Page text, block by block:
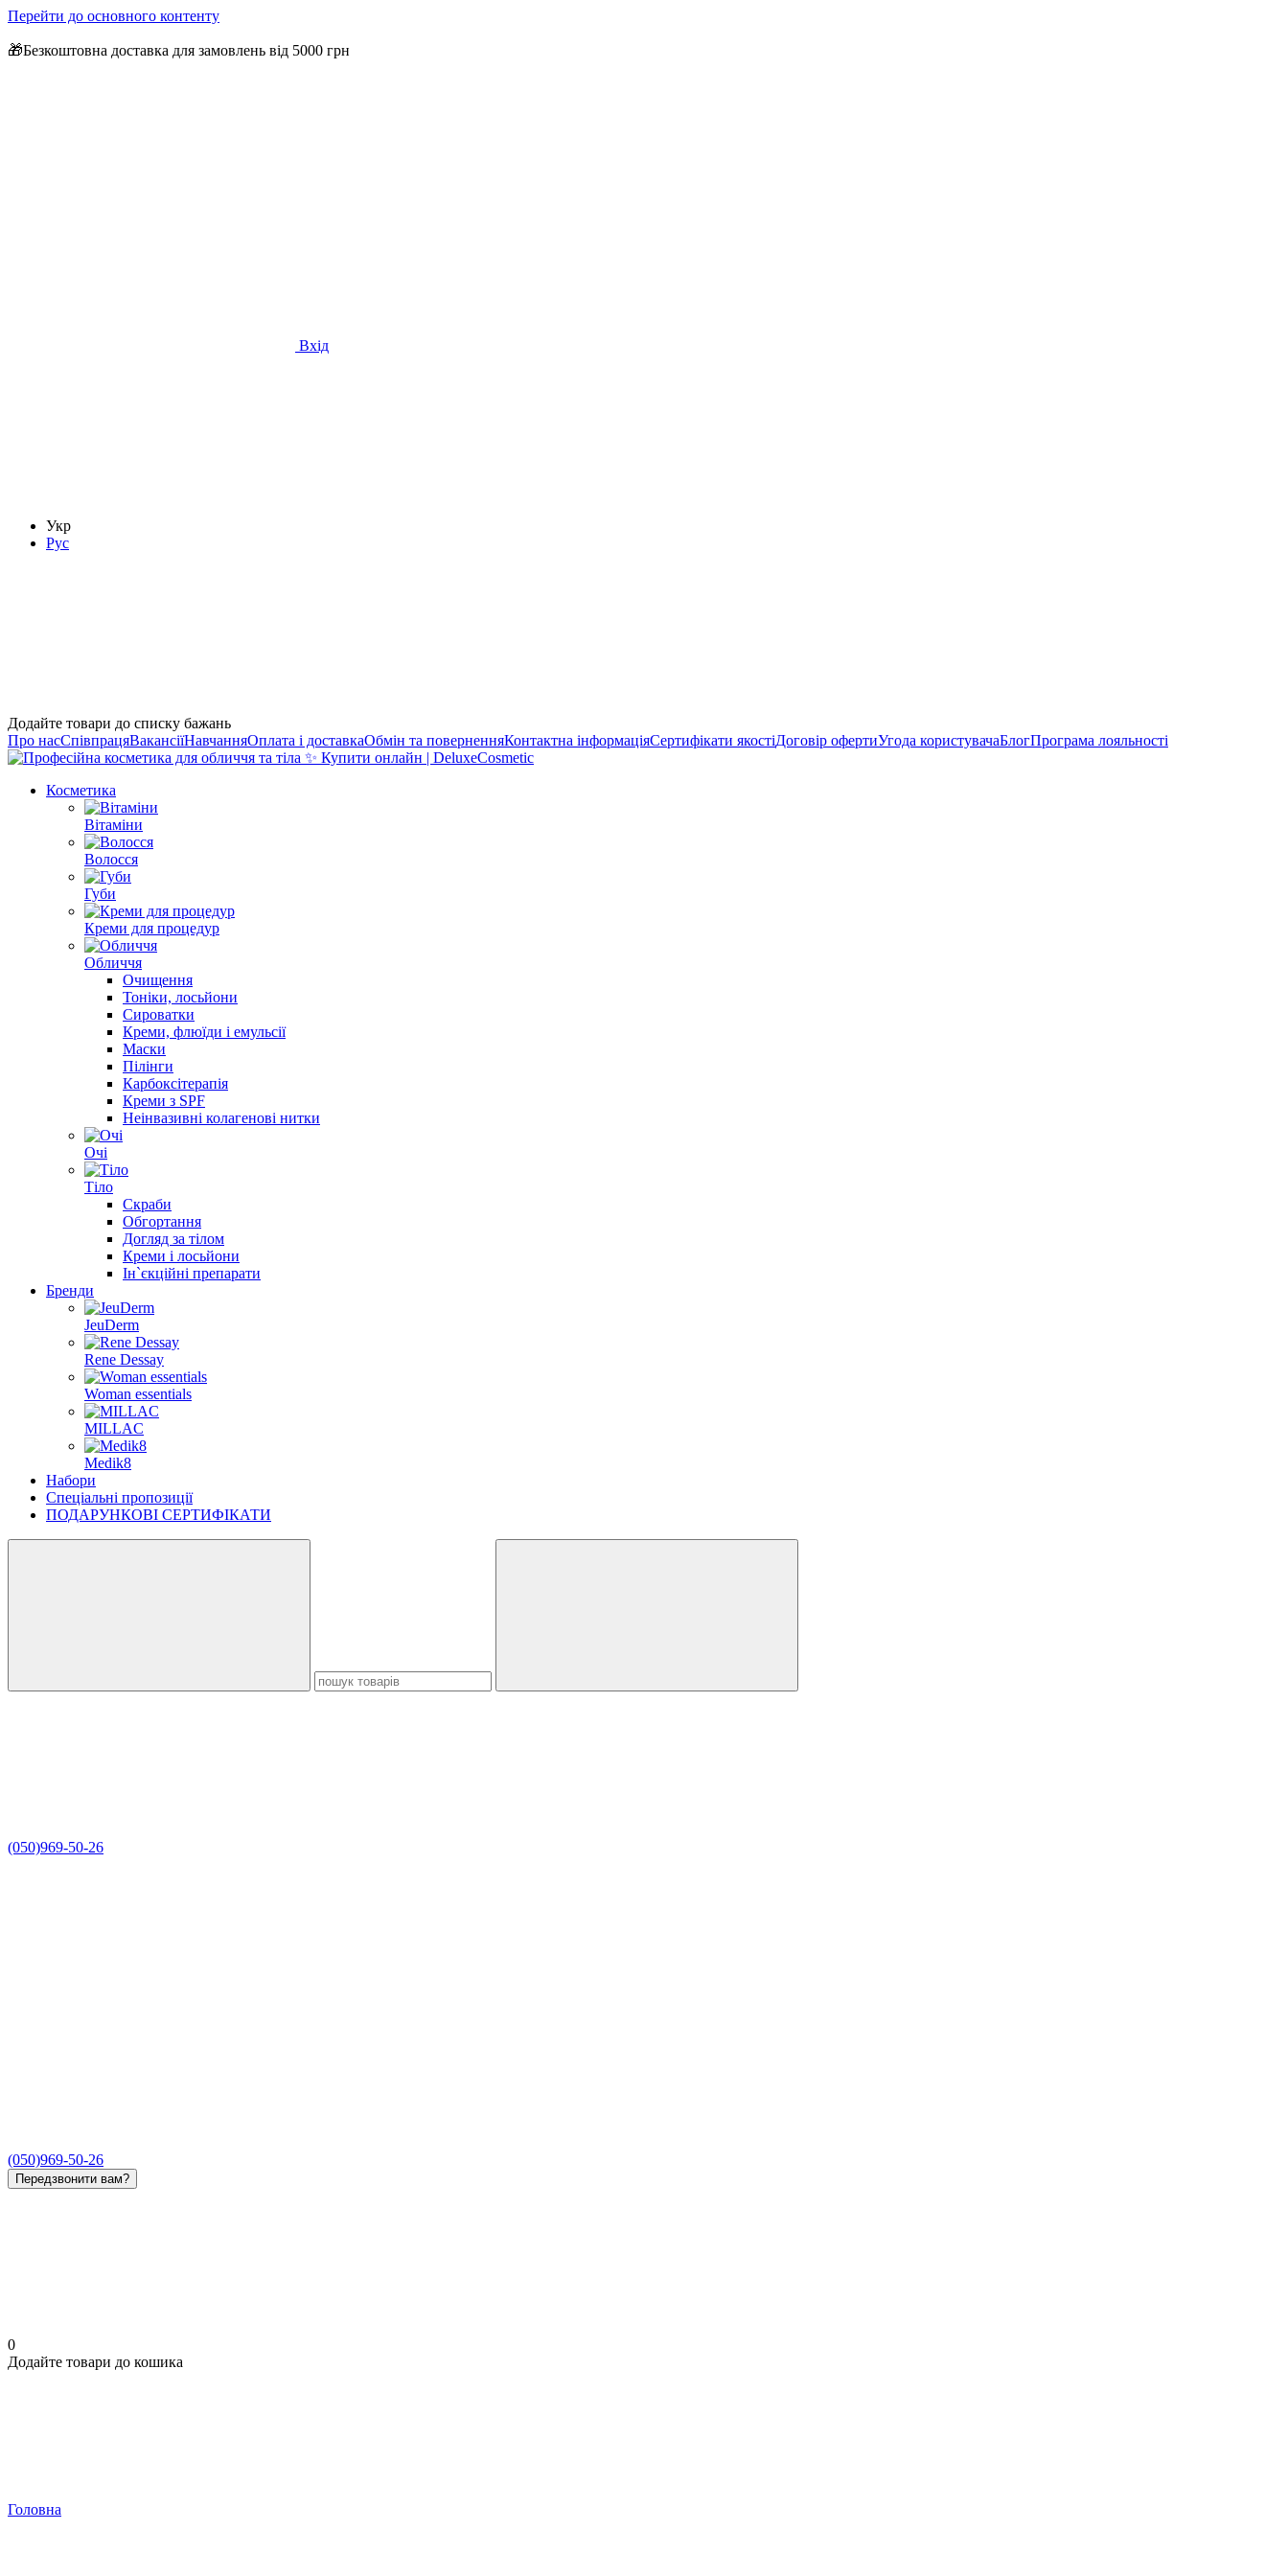
Перейти до основного контенту
🎁Безкоштовна доставка для замовлень від 5000 грн
Вхід
Укр
Рус
Додайте товари до списку бажань
Про насСпівпрацяВакансіїНавчанняОплата і доставкаОбмін та поверненняКонтактна інформаціяСертифікати якостіДоговір офертиУгода користувачаБлогПрограма лояльності
Косметика
Вітаміни
Волосся
Губи
Креми для процедур
Обличчя
Очищення
Тоніки, лосьйони
Сироватки
Креми, флюїди і емульсії
Маски
Пілінги
Карбоксітерапія
Креми з SPF
Неінвазивні колагенові нитки
Очі
Тіло
Скраби
Обгортання
Догляд за тілом
Креми і лосьйони
Ін`єкційні препарати
Бренди
JeuDerm
Rene Dessay
Woman essentials
MILLAC
Medik8
Набори
Спеціальні пропозиції
ПОДАРУНКОВІ СЕРТИФІКАТИ
(050)969-50-26
(050)969-50-26
Передзвонити вам?
0
Додайте товари до кошика
Головна